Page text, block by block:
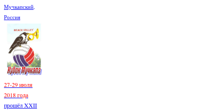
Мучкапский,
Россия
27-29 июля
2018 года
прошёл XXII